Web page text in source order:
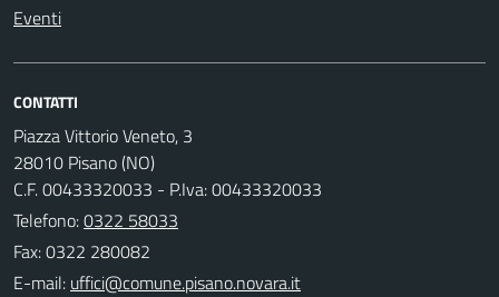
Eventi
CONTATTI
Piazza Vittorio Veneto, 3
28010 Pisano (NO)
C.F. 00433320033 - P.Iva: 00433320033
Telefono:0322 58033
Fax: 0322 280082
E-mail: